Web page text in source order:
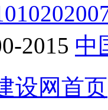
2015 中
设网首页